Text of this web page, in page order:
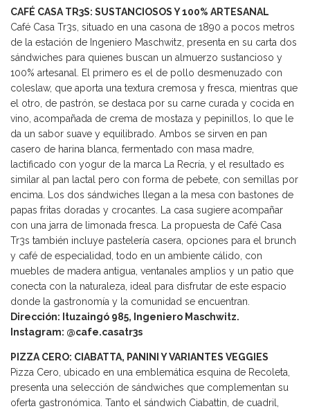
CAFÉ CASA TR3S: SUSTANCIOSOS Y 100% ARTESANAL
Café Casa Tr3s, situado en una casona de 1890 a pocos metros
de la estación de Ingeniero Maschwitz, presenta en su carta dos
sándwiches para quienes buscan un almuerzo sustancioso y
100% artesanal. El primero es el de pollo desmenuzado con
coleslaw, que aporta una textura cremosa y fresca, mientras que
el otro, de pastrón, se destaca por su carne curada y cocida en
vino, acompañada de crema de mostaza y pepinillos, lo que le
da un sabor suave y equilibrado. Ambos se sirven en pan
casero de harina blanca, fermentado con masa madre,
lactificado con yogur de la marca La Recría, y el resultado es
similar al pan lactal pero con forma de pebete, con semillas por
encima. Los dos sándwiches llegan a la mesa con bastones de
papas fritas doradas y crocantes. La casa sugiere acompañar
con una jarra de limonada fresca. La propuesta de Café Casa
Tr3s también incluye pastelería casera, opciones para el brunch
y café de especialidad, todo en un ambiente cálido, con
muebles de madera antigua, ventanales amplios y un patio que
conecta con la naturaleza, ideal para disfrutar de este espacio
donde la gastronomía y la comunidad se encuentran.
Dirección: Ituzaingó 985, Ingeniero Maschwitz.
Instagram: @cafe.casatr3s
PIZZA CERO: CIABATTA, PANINI Y VARIANTES VEGGIES
Pizza Cero, ubicado en una emblemática esquina de Recoleta,
presenta una selección de sándwiches que complementan su
oferta gastronómica. Tanto el sándwich Ciabattin, de cuadril,